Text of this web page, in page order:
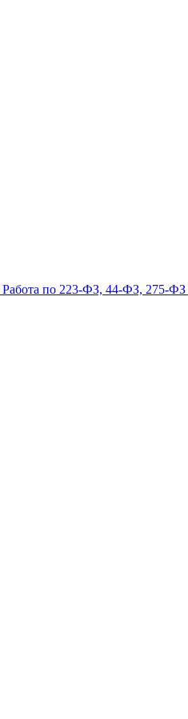
Работа по 223-ФЗ, 44-ФЗ, 275-ФЗ